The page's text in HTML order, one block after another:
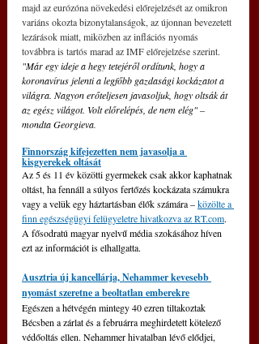
majd az eurózóna növekedési előrejelzését az omikron
variáns okozta bizonytalanságok, az újonnan bevezetett
lezárások miatt, miközben az inflációs nyomás
továbbra is tartós marad az IMF előrejelzése szerint.
"Már egy ideje a hegy tetejéről ordítunk, hogy a
koronavírus jelenti a legfőbb gazdasági kockázatot a
világra. Nagyon erőteljesen javasoljuk, hogy oltsák át
az egész világot. Volt előrelépés, de nem elég" –
mondta Georgieva.
Finnország kifejezetten nem javasolja a
kisgyerekek oltását
Az 5 és 11 év közötti gyermekek csak akkor kaphatnak
oltást, ha fennáll a súlyos fertőzés kockázata számukra
vagy a velük egy háztartásban élők számára – közölte a
finn egészségügyi felügyeletre hivatkozva az RT.com.
A fősodratú magyar nyelvű média szokásához híven
ezt az információt is elhallgatta.
Ausztria új kancellárja, Nehammer kevesebb
nyomást szeretne a beoltatlan emberekre
Egészen a hétvégén mintegy 40 ezren tiltakoztak
Bécsben a zárlat és a februárra meghirdetett kötelező
védőoltás ellen. Nehammer hivatalban lévő elődjei,